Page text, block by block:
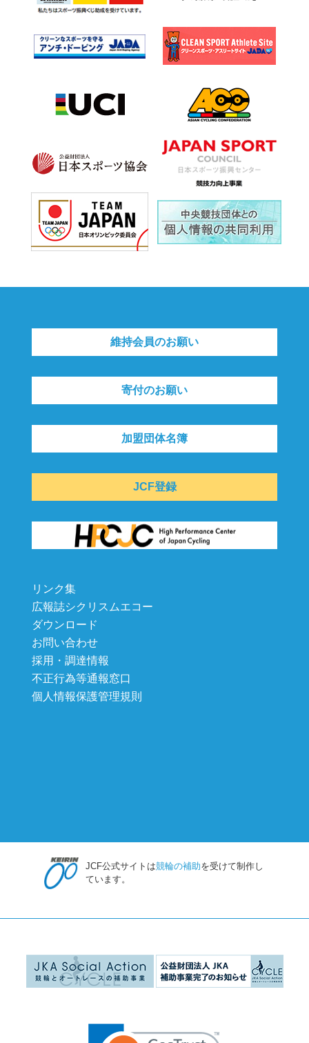
維持会員のお願い
寄付のお願い
加盟団体名簿
JCF登録
リンク集
広報誌シクリスムエコー
ダウンロード
お問い合わせ
採用・調達情報
不正行為等通報窓口
個人情報保護管理規則
JCF公式サイトは競輪の補助を受けて制作し
ています。